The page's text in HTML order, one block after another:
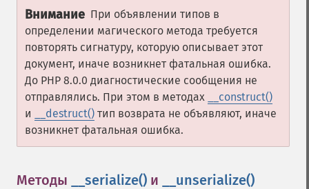
Внимание При объявлении типов в
определении магического метода требуется
повторять сигнатуру, которую описывает этот
документ, иначе возникнет фатальная ошибка.
До PHP 8.0.0 диагностические сообщения не
отправлялись. При этом в методах
__construct()
и
__destruct() тип возврата не объявляют, иначе
возникнет фатальная ошибка.
Методы __serialize() и __unserialize()